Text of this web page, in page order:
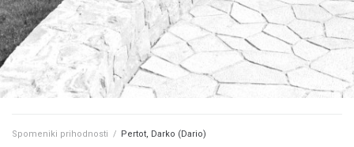
Spomeniki prihodnosti / Pertot, Darko (Dario)